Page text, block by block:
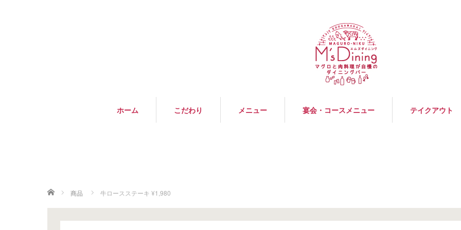
ホーム こだわり メニュー 宴会・コースメニュー テイクアウト
ホーム 商品 牛ロースステーキ ¥1,980